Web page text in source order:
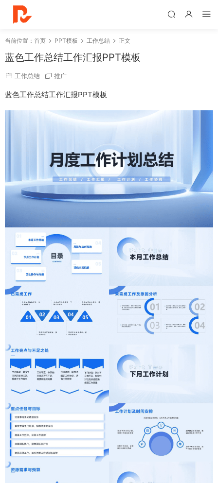
当前位置： 首页 PPT模板 工作总结 正文
蓝色工作总结工作汇报PPT模板
工作总结 推广
蓝色工作总结工作汇报PPT模板